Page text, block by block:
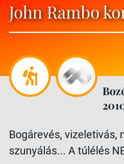
John Rambo
Bogárevés, vizeletivás,
szunyálás... A túlélés